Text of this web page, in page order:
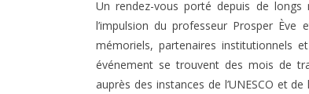
Un rendez-vous porté depuis de
l’impulsion du professeur Prosper Ève
mémoriels, partenaires institutionnels
événement se trouvent des mois de
auprès des instances de l’UNESCO et